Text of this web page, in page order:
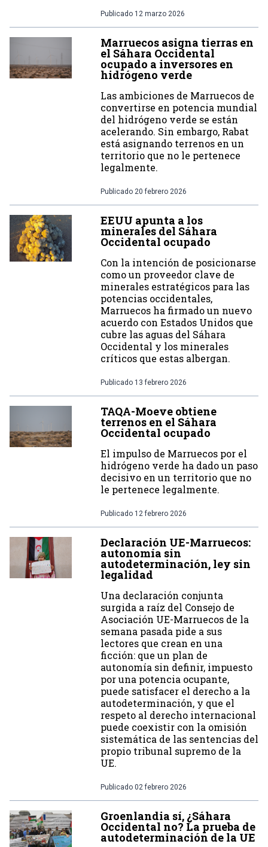
Publicado 12 marzo 2026
Marruecos asigna tierras en
el Sáhara Occidental
ocupado a inversores en
hidrógeno verde
Las ambiciones de Marruecos de
convertirse en potencia mundial
del hidrógeno verde se están
acelerando. Sin embargo, Rabat
está asignando terrenos en un
territorio que no le pertenece
legalmente.
Publicado 20 febrero 2026
EEUU apunta a los
minerales del Sáhara
Occidental ocupado
Con la intención de posicionarse
como un proveedor clave de
minerales estratégicos para las
potencias occidentales,
Marruecos ha firmado un nuevo
acuerdo con Estados Unidos que
cubre las aguas del Sáhara
Occidental y los minerales
críticos que estas albergan.
Publicado 13 febrero 2026
TAQA-Moeve obtiene
terrenos en el Sáhara
Occidental ocupado
El impulso de Marruecos por el
hidrógeno verde ha dado un paso
decisivo en un territorio que no
le pertenece legalmente.
Publicado 12 febrero 2026
Declaración UE-Marruecos:
autonomía sin
autodeterminación, ley sin
legalidad
Una declaración conjunta
surgida a raíz del Consejo de
Asociación UE-Marruecos de la
semana pasada pide a sus
lectores que crean en una
ficción: que un plan de
autonomía sin definir, impuesto
por una potencia ocupante,
puede satisfacer el derecho a la
autodeterminación, y que el
respeto al derecho internacional
puede coexistir con la omisión
sistemática de las sentencias del
propio tribunal supremo de la
UE.
Publicado 02 febrero 2026
Groenlandia sí, ¿Sáhara
Occidental no? La prueba de
autodeterminación de la UE